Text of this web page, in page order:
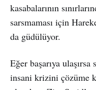
kasabalarının
sarsmaması için
da güdülüyor.
Eğer başarıya
insani krizini çözüme